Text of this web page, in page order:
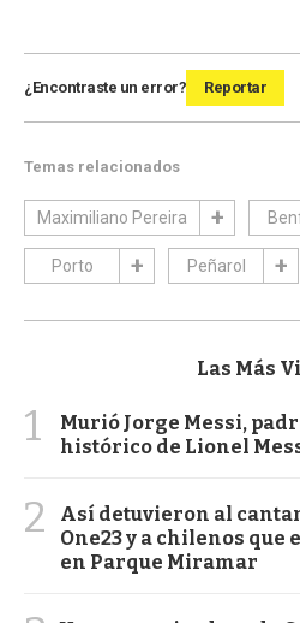
¿Encontraste un error? Reportar
Temas relacionados
Maximiliano Pereira
Porto Peñarol
Las Más
1
Murió Jorge Messi,
histórico de Lionel
2
Así detuvieron al
One23 y a chilenos
en Parque Miramar